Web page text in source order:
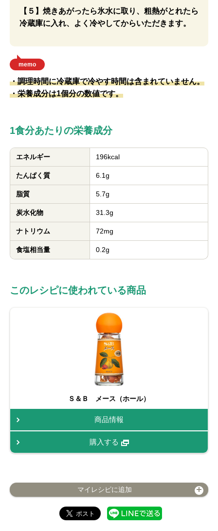
【５】焼きあがったら氷水に取り、粗熱がとれたら
冷蔵庫に入れ、よく冷やしてからいただきます。
memo
・調理時間に冷蔵庫で冷やす時間は含まれていません。
・栄養成分は1個分の数値です。
1食分あたりの栄養成分
エネルギー 196kcal
たんぱく質 6.1g
脂質 5.7g
炭水化物 31.3g
ナトリウム 72mg
食塩相当量 0.2g
このレシピに使われている商品
Ｓ＆Ｂ メース（ホール）
商品情報
購入する
マイレシピに追加